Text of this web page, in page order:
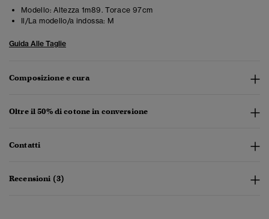
Modello: Altezza 1m89. Torace 97cm
Il/La modello/a indossa: M
Guida Alle Taglie
Composizione e cura
Oltre il 50% di cotone in conversione
Contatti
Recensioni (3)